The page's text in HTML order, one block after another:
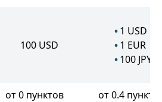
100 USD
1 USD
1 EUR
100 JPY
от 0 пунктов
от 0.4